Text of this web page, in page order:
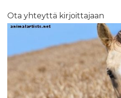
Ota yhteyttä kirjoittajaan